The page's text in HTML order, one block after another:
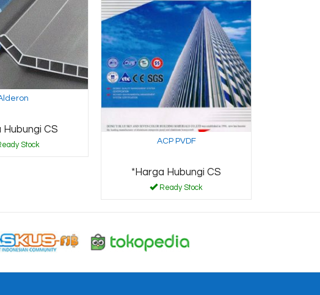
Hubungi CS
Stock ACP PVDF
*Harga Hubungi CS
Ready Stock